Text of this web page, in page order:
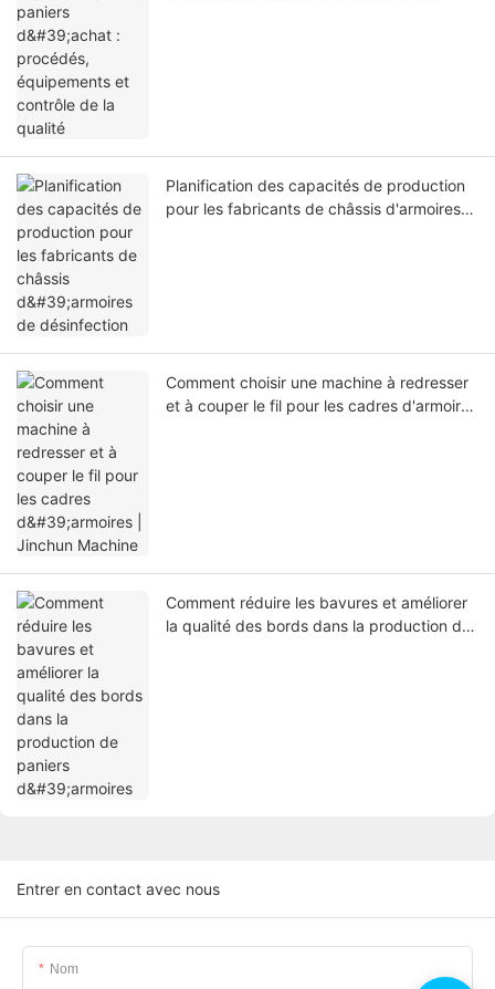
Planification des capacités de production
pour les fabricants de châssis d'armoires
Comment choisir une machine à redresser
et à couper le fil pour les cadres d'armoires
Comment réduire les bavures et améliorer
la qualité des bords dans la production de
Entrer en contact avec nous
Nom